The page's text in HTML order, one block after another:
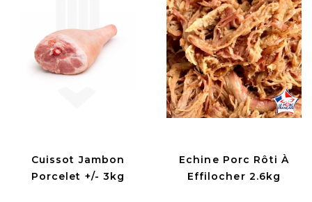
Cuissot Jambon
Porcelet +/- 3kg
Echine Porc Rôti À
Effilocher 2.6kg